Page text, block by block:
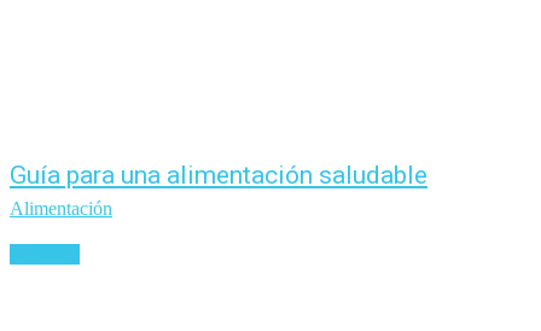
Guía para una alimentación saludable
Alimentación